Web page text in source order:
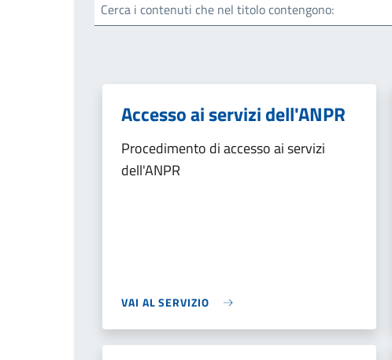
Cerca i contenuti che nel titolo contengono:
Accesso ai servizi dell'ANPR
Procedimento di accesso ai servizi
dell'ANPR
VAI AL SERVIZIO